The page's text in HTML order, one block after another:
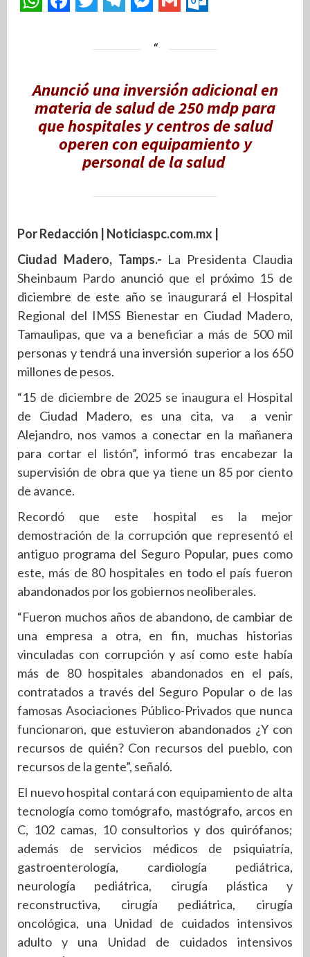
Anunció una inversión adicional en
materia de salud de 250 mdp para
que hospitales y centros de salud
operen con equipamiento y
personal de la salud
Por Redacción | Noticiaspc.com.mx |
Ciudad Madero, Tamps.- La Presidenta Claudia
Sheinbaum Pardo anunció que el próximo 15 de
diciembre de este año se inaugurará el Hospital
Regional del IMSS Bienestar en Ciudad Madero,
Tamaulipas, que va a beneficiar a más de 500 mil
personas y tendrá una inversión superior a los 650
millones de pesos.
“15 de diciembre de 2025 se inaugura el Hospital
de Ciudad Madero, es una cita, va a venir
Alejandro, nos vamos a conectar en la mañanera
para cortar el listón”, informó tras encabezar la
supervisión de obra que ya tiene un 85 por ciento
de avance.
Recordó que este hospital es la mejor
demostración de la corrupción que representó el
antiguo programa del Seguro Popular, pues como
este, más de 80 hospitales en todo el país fueron
abandonados por los gobiernos neoliberales.
“Fueron muchos años de abandono, de cambiar de
una empresa a otra, en fin, muchas historias
vinculadas con corrupción y así como este había
más de 80 hospitales abandonados en el país,
contratados a través del Seguro Popular o de las
famosas Asociaciones Público-Privados que nunca
funcionaron, que estuvieron abandonados ¿Y con
recursos de quién? Con recursos del pueblo, con
recursos de la gente”, señaló.
El nuevo hospital contará con equipamiento de alta
tecnología como tomógrafo, mastógrafo, arcos en
C, 102 camas, 10 consultorios y dos quirófanos;
además de servicios médicos de psiquiatría,
gastroenterología, cardiología pediátrica,
neurología pediátrica, cirugía plástica y
reconstructiva, cirugía pediátrica, cirugía
oncológica, una Unidad de cuidados intensivos
adulto y una Unidad de cuidados intensivos